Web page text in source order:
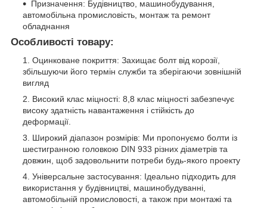
Призначення: Будівництво, машинобудування,
автомобільна промисловість, монтаж та ремонт
обладнання
Особливості товару:
Оцинковане покриття: Захищає болт від корозії,
збільшуючи його термін служби та зберігаючи зовнішній
вигляд
Високий клас міцності: 8,8 клас міцності забезпечує
високу здатність навантаження і стійкість до
деформації.
Широкий діапазон розмірів: Ми пропонуємо болти із
шестигранною головкою DIN 933 різних діаметрів та
довжин, щоб задовольнити потреби будь-якого проекту
Універсальне застосування: Ідеально підходить для
використання у будівництві, машинобудуванні,
автомобільній промисловості, а також при монтажі та